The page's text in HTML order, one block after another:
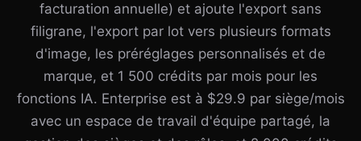
facturation annuelle) et ajoute l'export sans
filigrane, l'export par lot vers plusieurs formats
d'image, les préréglages personnalisés et de
marque, et 1 500 crédits par mois pour les
fonctions IA. Enterprise est à $29.9 par siège/mois
avec un espace de travail d'équipe partagé, la